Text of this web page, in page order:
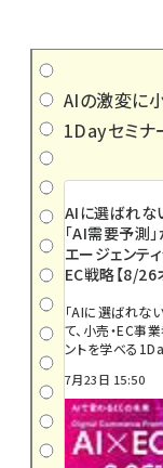
AIの激変に
1Dayセミナ
AIに選ばれな
「AI需要予測
エージェンテ
EC戦略【8/26
「AIに選ばれな
て、小売・EC事
ントを学べる
7月23日 15:50